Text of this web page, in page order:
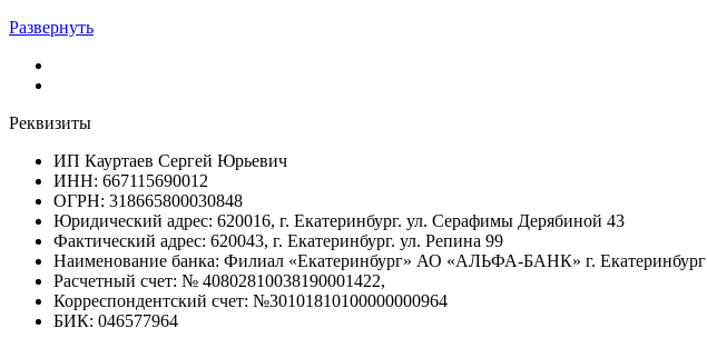
Развернуть
Реквизиты
ИП Кауртаев Сергей Юрьевич
ИНН: 667115690012
ОГРН: 318665800030848
Юридический адрес: 620016, г. Екатеринбург. ул. Серафимы Дерябиной 43
Фактический адрес: 620043, г. Екатеринбург. ул. Репина 99
Наименование банка: Филиал «Екатеринбург» АО «АЛЬФА-БАНК» г. Екатеринбург
Расчетный счет: № 40802810038190001422,
Корреспондентский счет: №30101810100000000964
БИК: 046577964